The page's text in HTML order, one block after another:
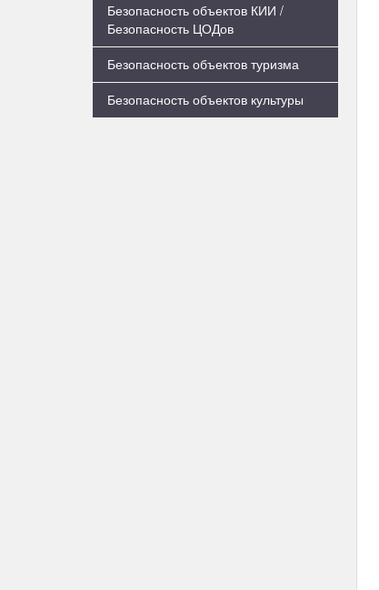
Безопасность объектов КИИ /
Безопасность ЦОДов
Безопасность объектов туризма
Безопасность объектов культуры